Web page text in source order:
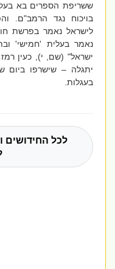
ששריפת הספרים בא
בויכוח נגד הרמב"ם.
לישראל נאמר בפרשת
נאמר בעלית 'חמישי'
ישראל" (שם, י), כעין רמז
יתגלה – שישרפו ביום
בעגלות.
לכל החידושים